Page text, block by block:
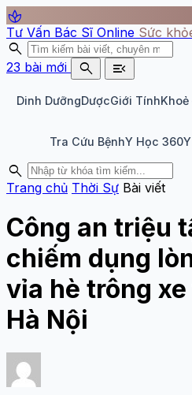
spa
Tư Vấn Bác Sĩ Online Sức
search
23 bài mới search menu_open
Dinh DưỡngDượcGiới TínhKhoẻ
Tra Cứu BệnhY Học 360
search
Trang chủ Thời Sự Bài viết
Công an triệu
chiếm dụng
vỉa hè trông
Hà Nội